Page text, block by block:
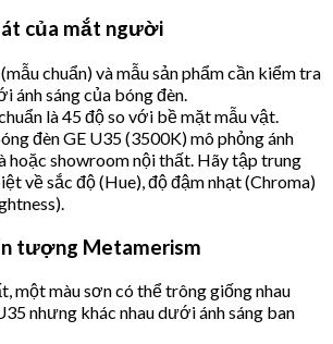
của mắt người
chuẩn) và mẫu sản phẩm cần kiểm tra
ánh sáng của bóng đèn.
là 45 độ so với bề mặt mẫu vật.
đèn GE U35 (3500K) mô phỏng ánh
hoặc showroom nội thất. Hãy tập trung
về sắc độ (Hue), độ đậm nhạt (Chroma)
tượng Metamerism
một màu sơn có thể trông giống nhau
nhưng khác nhau dưới ánh sáng ban